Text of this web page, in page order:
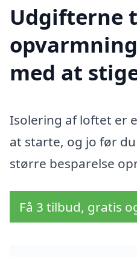
Udgifterne
med at
Isolering af loftet er
at starte, og jo før
større besparelse
Få 3 tilbud, gratis